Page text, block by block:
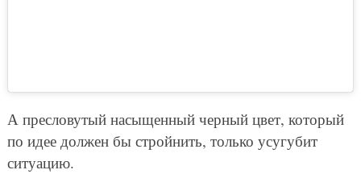
А пресловутый насыщенный черный цвет, который
по идее должен бы стройнить, только усугубит
ситуацию.